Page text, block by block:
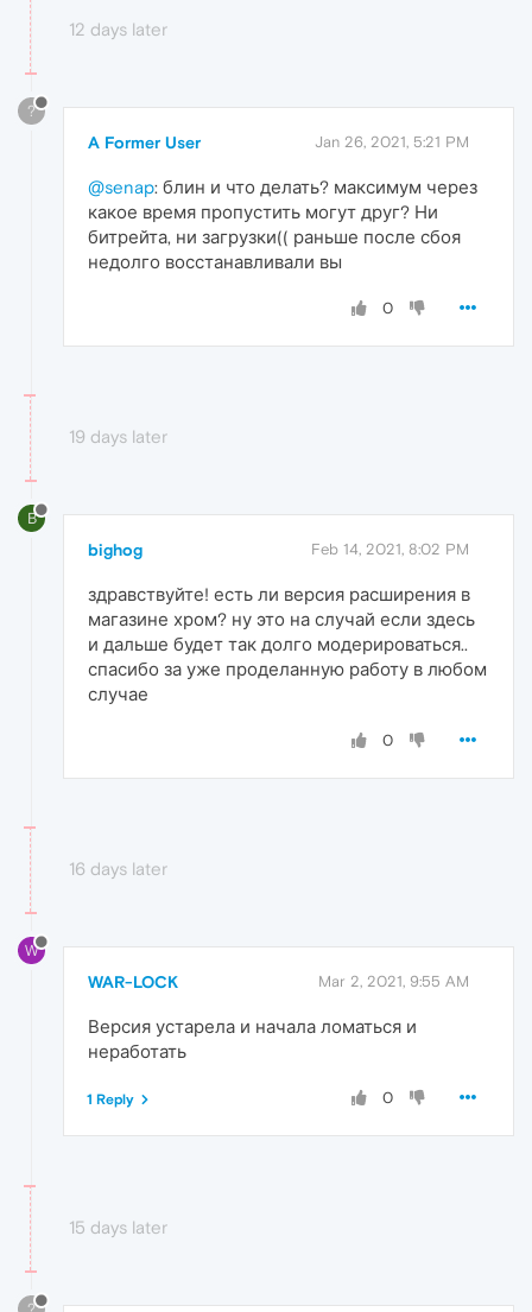
12 days later
?
A Former User Jan 26, 2021, 5:21 PM
@senap: блин и что делать? максимум через
какое время пропустить могут друг? Ни
битрейта, ни загрузки(( раньше после сбоя
недолго восстанавливали вы
0
19 days later
B
bighog Feb 14, 2021, 8:02 PM
здравствуйте! есть ли версия расширения в
магазине хром? ну это на случай если здесь
и дальше будет так долго модерироваться..
спасибо за уже проделанную работу в любом
случае
0
16 days later
W
WAR-LOCK Mar 2, 2021, 9:55 AM
Версия устарела и начала ломаться и
неработать
0
1 Reply
15 days later